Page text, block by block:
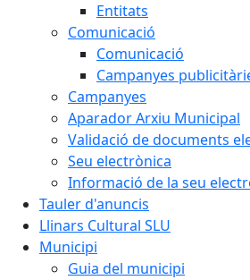
Entitats
Comunicació
Comunicació
Campanyes
Campanyes
Aparador Arxiu Municipal
Validació de documents
Seu electrònica
Informació de la seu
Tauler d'anuncis
Llinars Cultural SLU
Municipi
Guia del municipi